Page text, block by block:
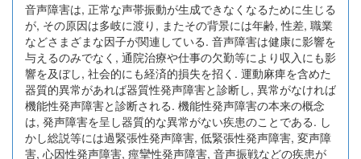
音声障害は, 正常な声帯振動が生成できなくなるために生じる
が, その原因は多岐に渡り, またその背景には年齢, 性差, 職業
などさまざまな因子が関連している. 音声障害は健康に影響を
与えるのみでなく, 通院治療や仕事の欠勤等により収入にも影
響を及ぼし, 社会的にも経済的損失を招く. 運動麻痺を含めた
器質的異常があれば器質性発声障害と診断し, 異常がなければ
機能性発声障害と診断される. 機能性発声障害の本来の概念
は, 発声障害を呈し器質的な異常がない疾患のことである. し
かし総説等には過緊張性発声障害, 低緊張性発声障害, 変声障
害, 心因性発声障害, 痙攣性発声障害, 音声振戦などの疾患が